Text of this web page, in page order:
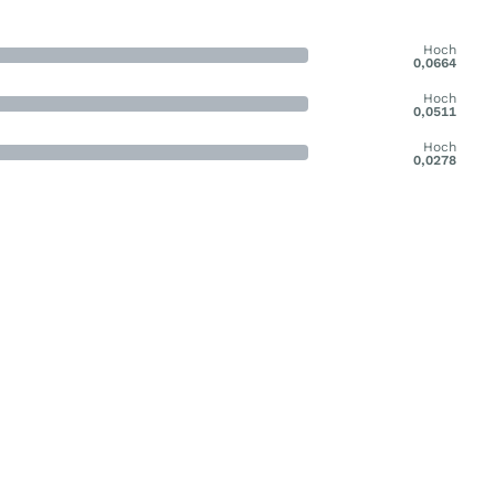
Hoch
0,0664
Hoch
0,0511
Hoch
0,0278